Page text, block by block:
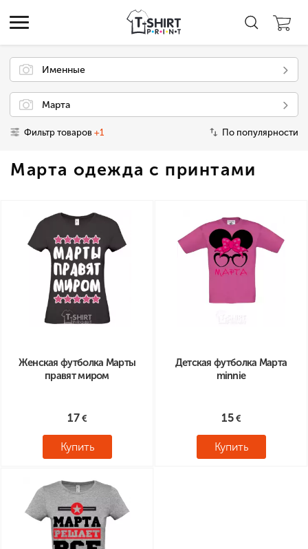
Именные
Марта
Фильтр товаров +1 По популярности
Марта одежда с принтами
Женская футболка Марты
правят миром
17
Купить
Детская футболка Марта
minnie
15
Купить